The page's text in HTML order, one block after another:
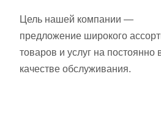
Цель нашей компании —
предложение широкого
товаров и услуг на постоянно
качестве обслуживания.